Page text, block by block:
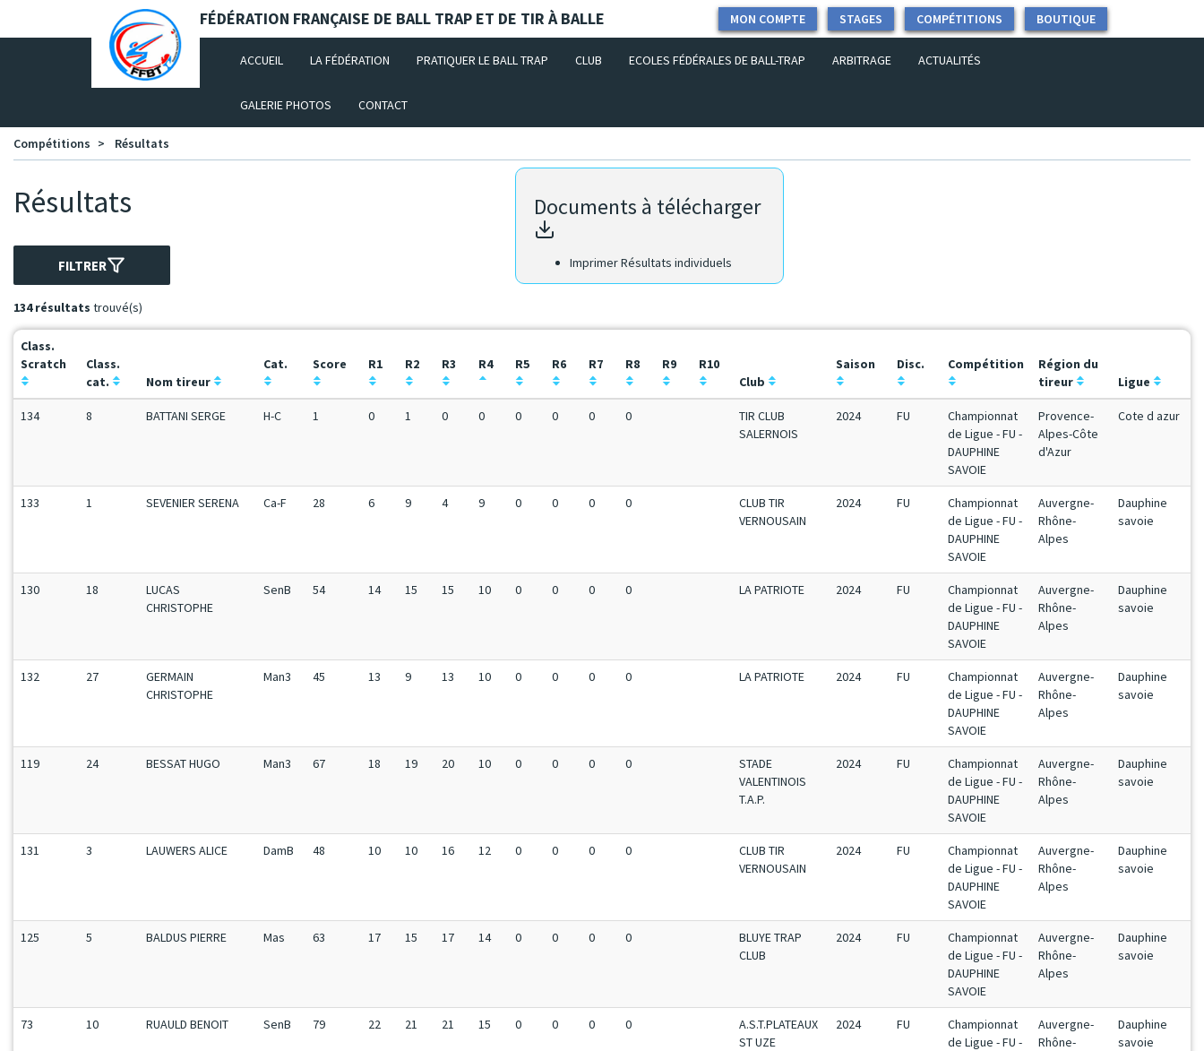
Panneau de gestion des cookies FÉDÉRATION FRANÇAISE DE BALL TRAP ET DE TIR À BALLE BOUTIQUE
COMPÉTITIONS
STAGES
MON COMPTE
ACCUEIL (CURRENT)
LA FÉDÉRATION PRATIQUER LE BALL TRAP CLUB ECOLES FÉDÉRALES DE BALL-TRAP ARBITRAGE ACTUALITÉS
GALERIE PHOTOS CONTACT
Compétitions Résultats
Résultats
FILTRER
134 résultats trouvé(s)
Documents à télécharger
Imprimer Résultats individuels
Class.
Scratch
Class.
cat.
Nom tireur
Cat. Score R1 R2 R3 R4 R5 R6 R7 R8 R9
R10
Club
Saison Disc. Compétition
Région du
tireur
Ligue
134 8 BATTANI SERGE H-C 1 0 1 0 0 0 0 0 0
TIR CLUB
SALERNOIS
2024 FU
Championnat
de Ligue - FU -
DAUPHINE
SAVOIE
Provence-
Alpes-Côte
d'Azur
Cote d azur
133 1 SEVENIER SERENA Ca-F 28 6 9 4 9 0 0 0 0
CLUB TIR
VERNOUSAIN
2024 FU
Championnat
de Ligue - FU -
DAUPHINE
SAVOIE
Auvergne-
Rhône-
Alpes
Dauphine
savoie
130 18
LUCAS
CHRISTOPHE
SenB 54 14 15 15 10 0 0 0 0 LA PATRIOTE 2024 FU
Championnat
de Ligue - FU -
DAUPHINE
SAVOIE
Auvergne-
Rhône-
Alpes
Dauphine
savoie
132 27
GERMAIN
CHRISTOPHE
Man3 45 13 9 13 10 0 0 0 0 LA PATRIOTE 2024 FU
Championnat
de Ligue - FU -
DAUPHINE
SAVOIE
Auvergne-
Rhône-
Alpes
Dauphine
savoie
119 24 BESSAT HUGO Man3 67 18 19 20 10 0 0 0 0
STADE
VALENTINOIS
T.A.P.
2024 FU
Championnat
de Ligue - FU -
DAUPHINE
SAVOIE
Auvergne-
Rhône-
Alpes
Dauphine
savoie
131 3 LAUWERS ALICE DamB 48 10 10 16 12 0 0 0 0
CLUB TIR
VERNOUSAIN
2024 FU
Championnat
de Ligue - FU -
DAUPHINE
SAVOIE
Auvergne-
Rhône-
Alpes
Dauphine
savoie
125 5 BALDUS PIERRE Mas 63 17 15 17 14 0 0 0 0
BLUYE TRAP
CLUB
2024 FU
Championnat
de Ligue - FU -
DAUPHINE
SAVOIE
Auvergne-
Rhône-
Alpes
Dauphine
savoie
73 10 RUAULD BENOIT SenB 79 22 21 21 15 0 0 0 0
A.S.T.PLATEAUX
ST UZE
2024 FU
Championnat
de Ligue - FU -
Auvergne-
Rhône-
Dauphine
savoie